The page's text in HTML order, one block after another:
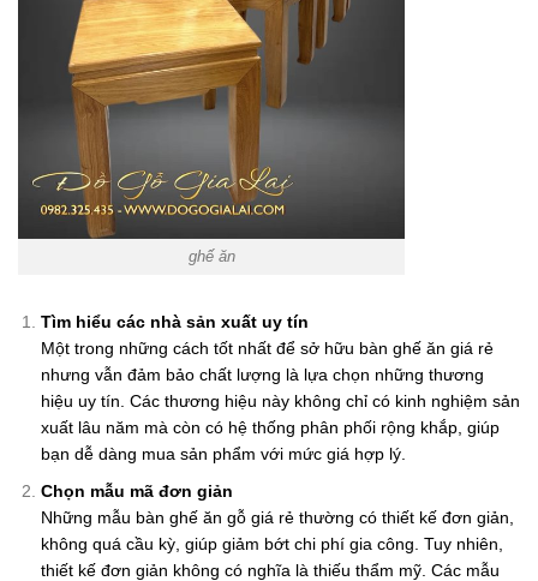
ghế ăn
Tìm hiểu các nhà sản xuất uy tín
Một trong những cách tốt nhất để sở hữu bàn ghế ăn giá rẻ
nhưng vẫn đảm bảo chất lượng là lựa chọn những thương
hiệu uy tín. Các thương hiệu này không chỉ có kinh nghiệm sản
xuất lâu năm mà còn có hệ thống phân phối rộng khắp, giúp
bạn dễ dàng mua sản phẩm với mức giá hợp lý.
Chọn mẫu mã đơn giản
Những mẫu bàn ghế ăn gỗ giá rẻ thường có thiết kế đơn giản,
không quá cầu kỳ, giúp giảm bớt chi phí gia công. Tuy nhiên,
thiết kế đơn giản không có nghĩa là thiếu thẩm mỹ. Các mẫu